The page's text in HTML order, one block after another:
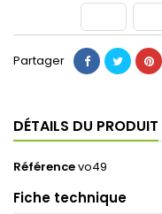
Partager
DÉTAILS DU PRODUIT
Référencevo49
Fiche technique